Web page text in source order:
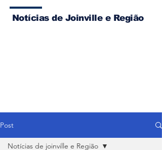
Notícias de Joinville e Região
Post
Notícias de joinville e Região